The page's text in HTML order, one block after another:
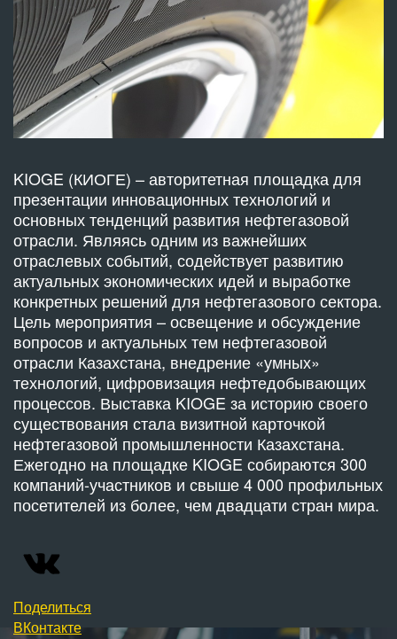
KIOGE (КИОГЕ) – авторитетная площадка для
презентации инновационных технологий и
основных тенденций развития нефтегазовой
отрасли. Являясь одним из важнейших
отраслевых событий, содействует развитию
актуальных экономических идей и выработке
конкретных решений для нефтегазового сектора.
Цель мероприятия – освещение и обсуждение
вопросов и актуальных тем нефтегазовой
отрасли Казахстана, внедрение «умных»
технологий, цифровизация нефтедобывающих
процессов. Выставка KIOGE за историю своего
существования стала визитной карточкой
нефтегазовой промышленности Казахстана.
Ежегодно на площадке KIOGE собираются 300
компаний-участников и свыше 4 000 профильных
посетителей из более, чем двадцати стран мира.
Поделиться
ВКонтакте